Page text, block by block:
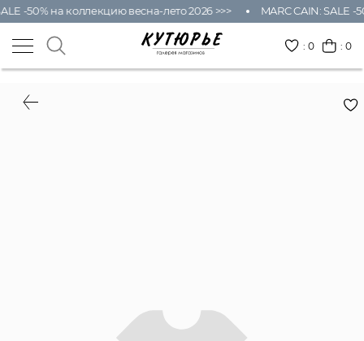
-50% на коллекцию весна-лето 2026 >>> MARC CAIN: SALE
:0 : 0